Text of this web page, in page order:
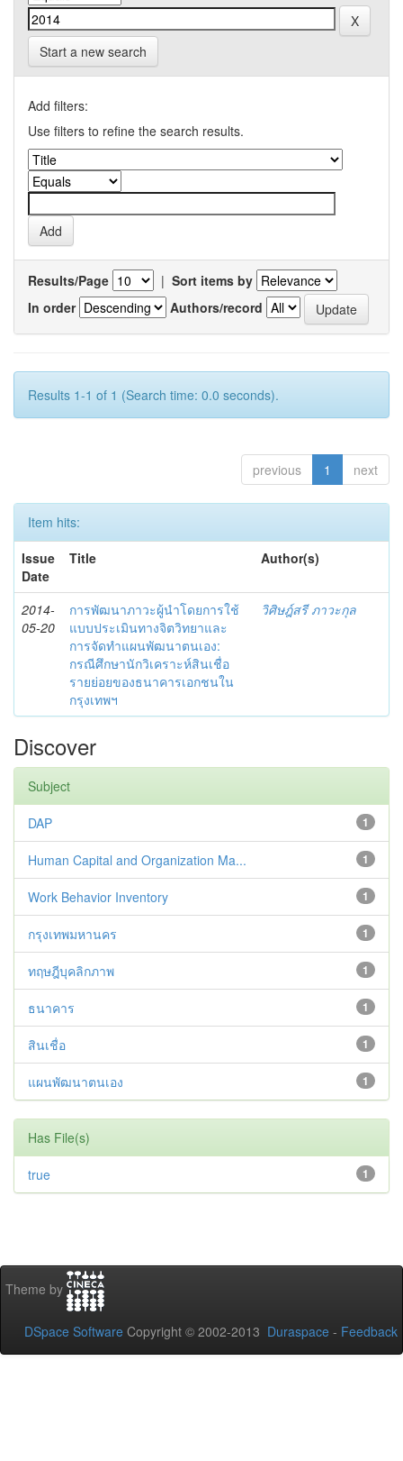
Start a new search
Add filters:
Use filters to refine the search results.
Results/Page | Sort items by
In order
Authors/record
Results 1-1 of 1 (Search time: 0.0 seconds).
previous 1 next
Item hits:
Issue
Date
Title Author(s)
2014-
05-20
การพัฒนาภาวะผู้นำโดยการใช้
แบบประเมินทางจิตวิทยาและ
การจัดทำแผนพัฒนาตนเอง:
กรณีศึกษานักวิเคราะห์สินเชื่อ
รายย่อยของธนาคารเอกชนใน
กรุงเทพฯ
วิศิษฎ์สรี ภาวะกุล
Discover
Subject
1
DAP
1
Human Capital and Organization Ma...
1
Work Behavior Inventory
1
กรุงเทพมหานคร
1
ทฤษฎีบุคลิกภาพ
1
ธนาคาร
1
สินเชื่อ
1
แผนพัฒนาตนเอง
Has File(s)
1
true
Theme by
DSpace Software Copyright © 2002-2013 Duraspace - Feedback